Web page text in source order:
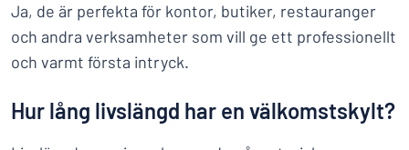
Ja, de är perfekta för kontor, butiker, restauranger
och andra verksamheter som vill ge ett professionellt
och varmt första intryck.
Hur lång livslängd har en välkomstskylt?